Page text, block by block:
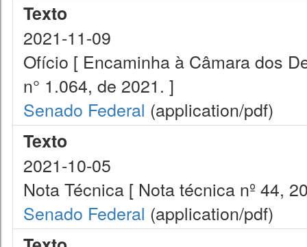
Texto
2021-11-09
Ofício [ Encaminha à Câmara dos
n° 1.064, de 2021. ]
Senado Federal (application/pdf)
Texto
2021-10-05
Nota Técnica [ Nota técnica nº 44,
Senado Federal (application/pdf)